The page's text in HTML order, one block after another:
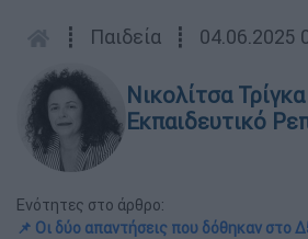
┋ Παιδεία ┋ 04.06.2025
Νικολίτσα Τρίγκα
Εκπαιδευτικό
Ενότητες στο άρθρο:
📌 Οι δύο απαντήσεις που δόθηκαν στο